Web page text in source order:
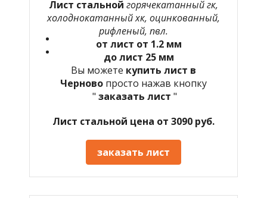
Лист стальной горячекатанный гк,
холоднокатанный хк, оцинкованный,
рифленый, пвл.
от лист от 1.2 мм
до лист 25 мм
Вы можете купить лист в
Черново просто нажав кнопку
" заказать лист "
Лист стальной цена от 3090 руб.
заказать лист